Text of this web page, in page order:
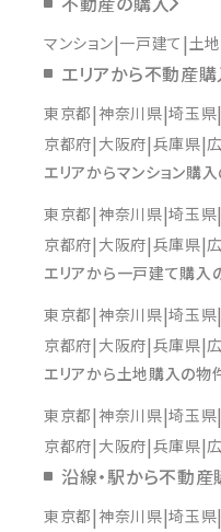
マンション 一戸建て 土地
エリアから不動産
東京都 神奈川県 埼玉県
京都府 大阪府 兵庫県
エリアからマンション購
東京都 神奈川県 埼玉県
京都府 大阪府 兵庫県
エリアから一戸建て購入
東京都 神奈川県 埼玉県
京都府 大阪府 兵庫県
エリアから土地購入の物
東京都 神奈川県 埼玉県
京都府 大阪府 兵庫県
沿線・駅から不動
東京都 神奈川県 埼玉県